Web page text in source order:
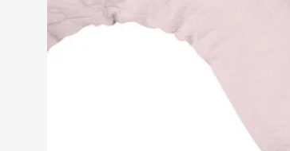
Assises
Poussettes
Poussettes
Poussettes